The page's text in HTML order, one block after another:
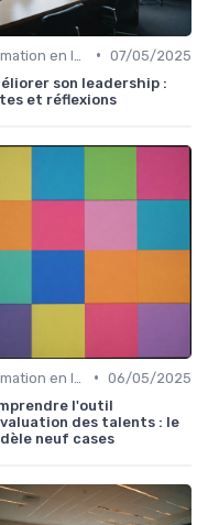
• 07/05/2025
son leadership :
et réflexions
• 06/05/2025
l'outil
des talents : le
neuf cases